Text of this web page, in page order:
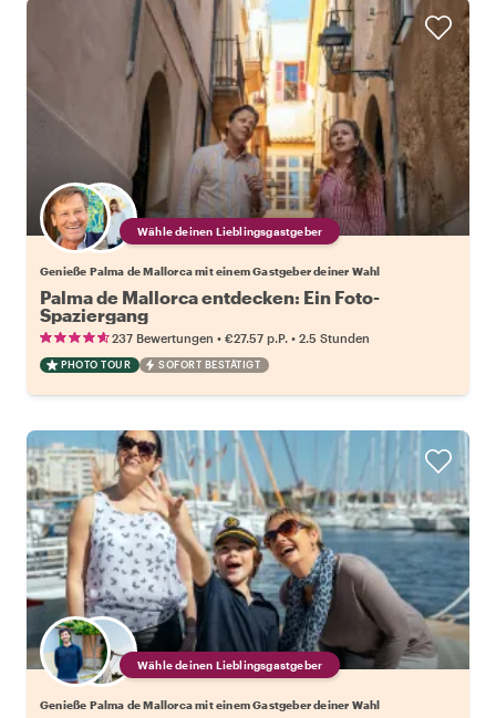
Wähle deinen Lieblingsgastgeber
Genieße Palma de Mallorca mit einem Gastgeber deiner Wahl
Palma de Mallorca entdecken: Ein Foto-
Spaziergang
237 Bewertungen • €27.57 p.P. • 2.5 Stunden
PHOTO TOUR SOFORT BESTÄTIGT
Wähle deinen Lieblingsgastgeber
Genieße Palma de Mallorca mit einem Gastgeber deiner Wahl